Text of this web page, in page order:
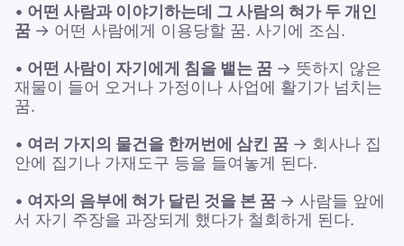
• 어떤 사람과 이야기하는데 그 사람의 혀가 두 개인
꿈 → 어떤 사람에게 이용당할 꿈. 사기에 조심.
• 어떤 사람이 자기에게 침을 뱉는 꿈 → 뜻하지 않은
재물이 들어 오거나 가정이나 사업에 활기가 넘치는
꿈.
• 여러 가지의 물건을 한꺼번에 삼킨 꿈 → 회사나 집
안에 집기나 가재도구 등을 들여놓게 된다.
• 여자의 음부에 혀가 달린 것을 본 꿈 → 사람들 앞에
서 자기 주장을 과장되게 했다가 철회하게 된다.